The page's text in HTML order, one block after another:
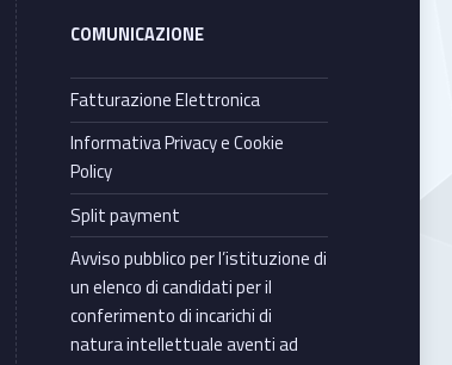
COMUNICAZIONE
Fatturazione Elettronica
Informativa Privacy e Cookie
Policy
Split payment
Avviso pubblico per l’istituzione di
un elenco di candidati per il
conferimento di incarichi di
natura intellettuale aventi ad